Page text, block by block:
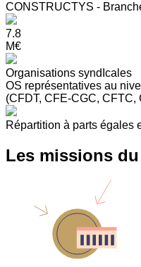
CONSTRUCTYS -
7.8
M€
Organisations syndIcales
OS représentatives au
(CFDT, CFE-CGC, CFTC,
Répartition à parts égales
Les missions